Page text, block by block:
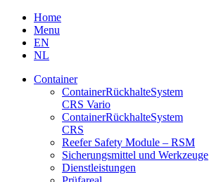
Skip
content
Home
Menu
EN
NL
Container
Container­Rückhalte­System
CRS Vario
Container­Rückhalte­System
CRS
Reefer Safety Module – RSM
Sicherungsmittel und Werkzeuge
Dienstleistungen